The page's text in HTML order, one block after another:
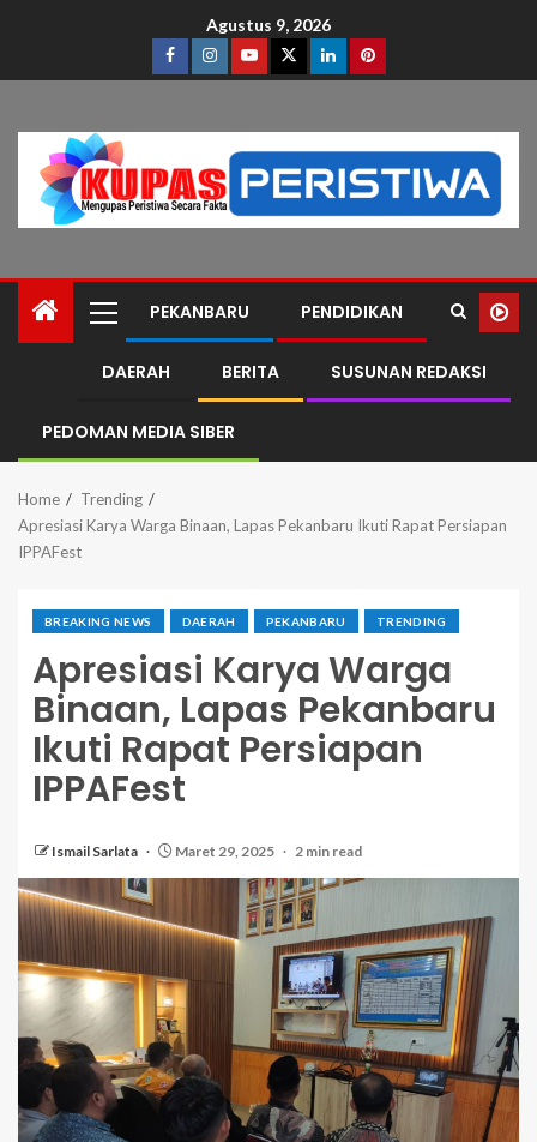
Agustus 9, 2026
PEKANBARU PENDIDIKAN
DAERAH BERITA SUSUNAN REDAKSI
PEDOMAN MEDIA SIBER
Home
Trending
Apresiasi Karya Warga Binaan, Lapas Pekanbaru Ikuti Rapat Persiapan
IPPAFest
BREAKING NEWS DAERAH PEKANBARU TRENDING
Apresiasi Karya Warga
Binaan, Lapas Pekanbaru
Ikuti Rapat Persiapan
IPPAFest
Ismail Sarlata Maret 29, 2025 2 min read